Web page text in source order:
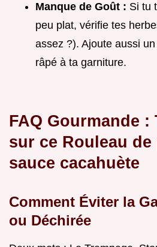
Manque de Goût : Si tu
peu plat, vérifie tes
assez ?). Ajoute aussi
râpé à ta garniture.
FAQ Gourmande :
sur ce Rouleau
sauce cacahuète
Comment Éviter la
ou Déchirée